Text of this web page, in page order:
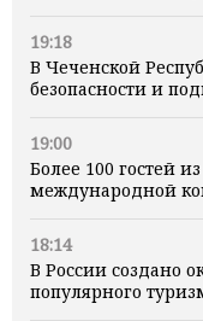
19:18
В Чеченской
безопасности и
19:00
Более 100 гостей
международной
18:14
В России создано
популярного